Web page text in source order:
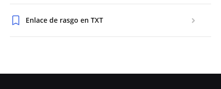
Enlace de rasgo en TXT